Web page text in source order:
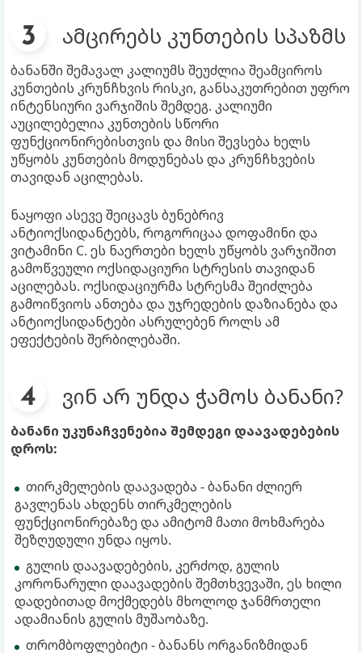
ამცირებს კუნთების სპაზმს
ბანანში შემავალ კალიუმს შეუძლია შეამციროს
კუნთების კრუნჩხვის რისკი, განსაკუთრებით უფრო
ინტენსიური ვარჯიშის შემდეგ. კალიუმი
აუცილებელია კუნთების სწორი
ფუნქციონირებისთვის და მისი შევსება ხელს
უწყობს კუნთების მოდუნებას და კრუნჩხვების
თავიდან აცილებას.
ნაყოფი ასევე შეიცავს ბუნებრივ
ანტიოქსიდანტებს, როგორიცაა დოფამინი და
ვიტამინი C. ეს ნაერთები ხელს უწყობს ვარჯიშით
გამოწვეული ოქსიდაციური სტრესის თავიდან
აცილებას. ოქსიდაციურმა სტრესმა შეიძლება
გამოიწვიოს ანთება და უჯრედების დაზიანება და
ანტიოქსიდანტები ასრულებენ როლს ამ
ეფექტების შერბილებაში.
ვინ არ უნდა ჭამოს ბანანი?
ბანანი უკუნაჩვენებია შემდეგი დაავადებების
დროს:
თირკმელების დაავადება - ბანანი ძლიერ
გავლენას ახდენს თირკმელების
ფუნქციონირებაზე და ამიტომ მათი მოხმარება
შეზღუდული უნდა იყოს.
გულის დაავადებების, კერძოდ, გულის
კორონარული დაავადების შემთხვევაში, ეს ხილი
დადებითად მოქმედებს მხოლოდ ჯანმრთელი
ადამიანის გულის მუშაობაზე.
თრომბოფლებიტი - ბანანს ორგანიზმიდან